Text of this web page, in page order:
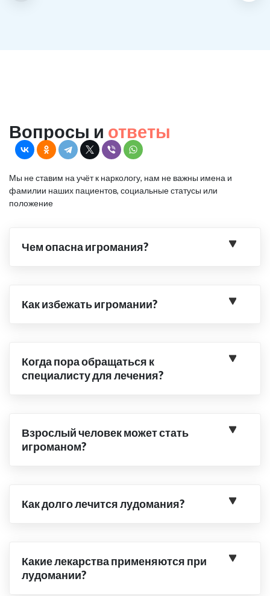
Вопросы и ответы
Мы не ставим на учёт к наркологу, нам не важны имена и
фамилии наших пациентов, социальные статусы или
положение
Чем опасна игромания?
Как избежать игромании?
Когда пора обращаться к
специалисту для лечения?
Взрослый человек может стать
игроманом?
Как долго лечится лудомания?
Какие лекарства применяются при
лудомании?